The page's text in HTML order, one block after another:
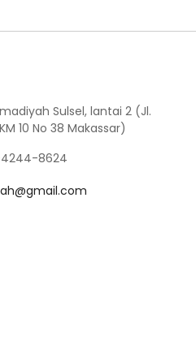
Sulsel, lantai 2 (Jl.
10 No 38 Makassar)
4244-8624